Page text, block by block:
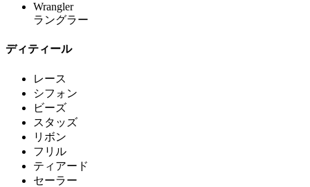
Wrangler
ラングラー
ディティール
レース
シフォン
ビーズ
スタッズ
リボン
フリル
ティアード
セーラー